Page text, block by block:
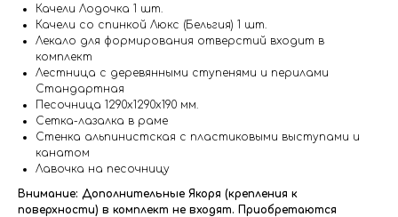
Качели Лодочка 1 шт.
Качели со спинкой Люкс (Бельгия) 1 шт.
Лекало для формирования отверстий входит в
комплект
Лестница с деревянными ступенями и перилами
Стандартная
Песочница 1290х1290х190 мм.
Сетка-лазалка в раме
Стенка альпинистская с пластиковыми выступами и
канатом
Лавочка на песочницу
Внимание: Дополнительные Якоря (крепления к
поверхности) в комплект не входят. Приобретаются